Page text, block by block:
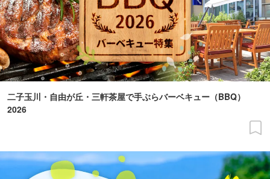
二子玉川・自由が丘・三軒茶屋で手ぶらバーベキュー（BBQ）
2026